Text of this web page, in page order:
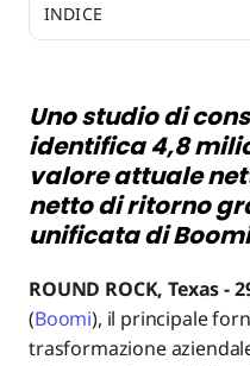
Uno studio di
identifica 4,8
valore attuale
netto di ritorno
unificata di Boomi
ROUND ROCK, Texas -
(Boomi), il principale
trasformazione
INDICE
netto di ritorno grazie
Boomi